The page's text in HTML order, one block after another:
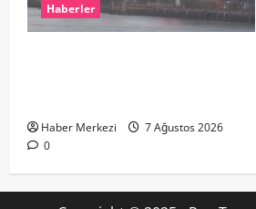
Haberler
Haber Merkezi
7 Ağustos 2026
0